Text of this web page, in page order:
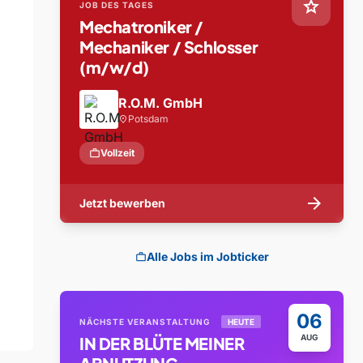
star
JOB DES TAGES
Mechatroniker /
Mechaniker / Schlosser
(m/w/d)
R.O.M. GmbH
location_on Potsdam
workVollzeit
Jetzt bewerben arrow_forward
workAlle Jobs im Jobticker
06
AUG
NÄCHSTE VERANSTALTUNG HEUTE
IN DER BLÜTE MEINER